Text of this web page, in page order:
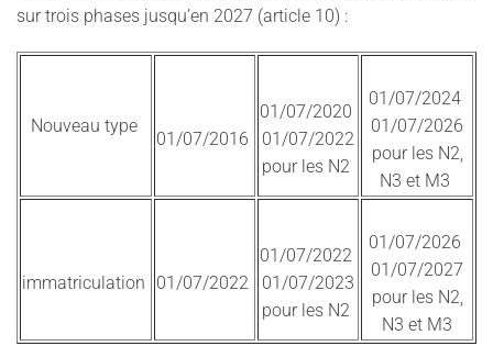
sur trois phases jusqu’en 2027 (article 10) :
Nouveau type
01/07/2016
01/07/2020
01/07/2022
pour les N2
01/07/2024
01/07/2026
pour les N2,
N3 et M3
immatriculation 01/07/2022
01/07/2022
01/07/2023
pour les N2
01/07/2026
01/07/2027
pour les N2,
N3 et M3